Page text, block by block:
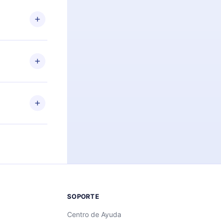
el
de
más de
leer o
iOS,
momento
SOPORTE
Centro de Ayuda